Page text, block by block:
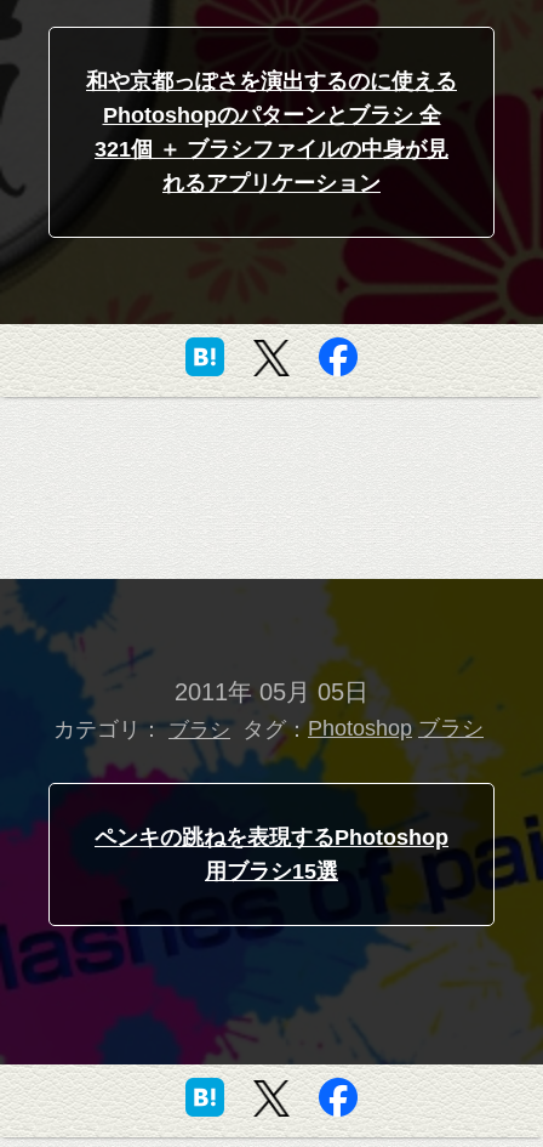
和や京都っぽさを演出するのに使える
Photoshopのパターンとブラシ 全
321個 ＋ ブラシファイルの中身が見
れるアプリケーション
2011年 05月 05日
カテゴリ： ブラシ タグ：Photoshop ブラシ
ペンキの跳ねを表現するPhotoshop
用ブラシ15選